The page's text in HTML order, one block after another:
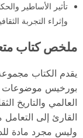
تأثير الأساطير
وإثراء التجربة
ملخص كتاب
يقدم الكتاب
بورخيس موضوعات
العالمي والتاريخ
القارئ إلى
وليس مجرد مادة